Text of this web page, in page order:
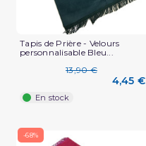
Tapis de Prière - Velours
personnalisable Bleu...
13,90 €
4,45 €
En stock
-68%